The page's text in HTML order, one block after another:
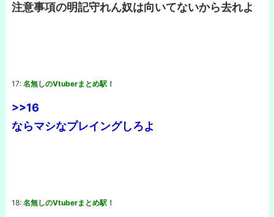
注意事項の明記守れん奴は向いてないから去れよ
17: 名無しのVtuberまとめ駅！
>>16
ならマシなプレイングしろよ
18: 名無しのVtuberまとめ駅！